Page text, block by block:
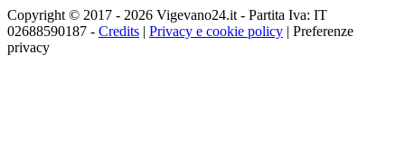
Copyright © 2017 - 2026 Vigevano24.it - Partita Iva: IT
02688590187 - Credits | Privacy e cookie policy | Preferenze
privacy